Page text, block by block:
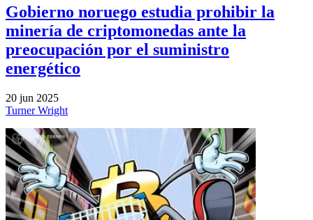
Gobierno noruego estudia prohibir la
minería de criptomonedas ante la
preocupación por el suministro
energético
20 jun 2025
Turner Wright